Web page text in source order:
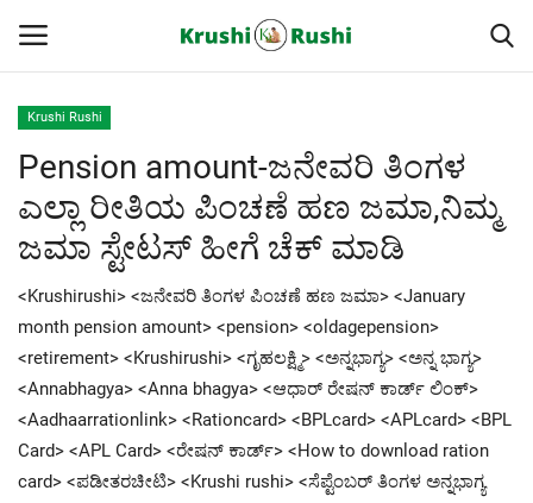
Home
Finance
ರೈತರ ಯಶೋಗಾಥೆಗಳು
Krushi Rushi
ಮುಂದಿನ 5 ದಿನಗಳ ಮಳೆ ಮಾಹಿತಿ
Krushi Rushi
Pension amount-ಜನೇವರಿ ತಿಂಗಳ
ಎಲ್ಲಾ ರೀತಿಯ ಪಿಂಚಣೆ ಹಣ ಜಮಾ,ನಿಮ್ಮ
ಜಮಾ ಸ್ಟೇಟಸ್ ಹೀಗೆ ಚೆಕ್ ಮಾಡಿ
<Krushirushi> <ಜನೇವರಿ ತಿಂಗಳ ಪಿಂಚಣೆ ಹಣ ಜಮಾ> <January
month pension amount> <pension> <oldagepension>
<retirement> <Krushirushi> <ಗೃಹಲಕ್ಷ್ಮಿ> <ಅನ್ನಭಾಗ್ಯ> <ಅನ್ನ ಭಾಗ್ಯ>
<Annabhagya> <Anna bhagya> <ಆಧಾರ್ ರೇಷನ್ ಕಾರ್ಡ್ ಲಿಂಕ್>
<Aadhaarrationlink> <Rationcard> <BPLcard> <APLcard> <BPL
Card> <APL Card> <ರೇಷನ್ ಕಾರ್ಡ್> <How to download ration
card> <ಪಡೀತರಚೀಟಿ> <Krushi rushi> <ಸೆಪ್ಟೆಂಬರ್ ತಿಂಗಳ ಅನ್ನಭಾಗ್ಯ